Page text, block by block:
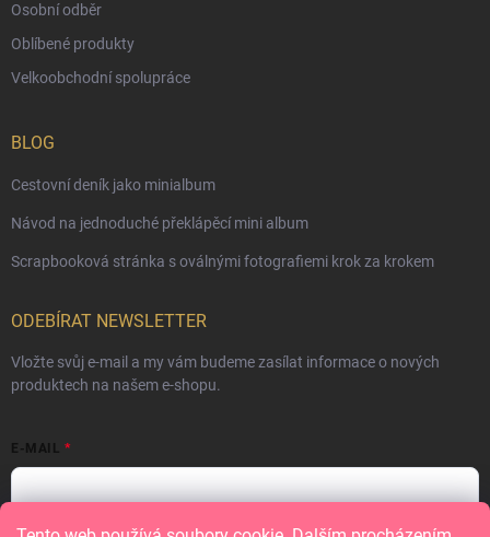
Osobní odběr
Oblíbené produkty
Velkoobchodní spolupráce
BLOG
Cestovní deník jako minialbum
Návod na jednoduché překlápěcí mini album
Scrapbooková stránka s oválnými fotografiemi krok za krokem
ODEBÍRAT NEWSLETTER
Vložte svůj e-mail a my vám budeme zasílat informace o nových
produktech na našem e-shopu.
E-MAIL